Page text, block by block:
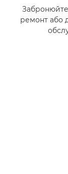
Забронюйте
ремонт або